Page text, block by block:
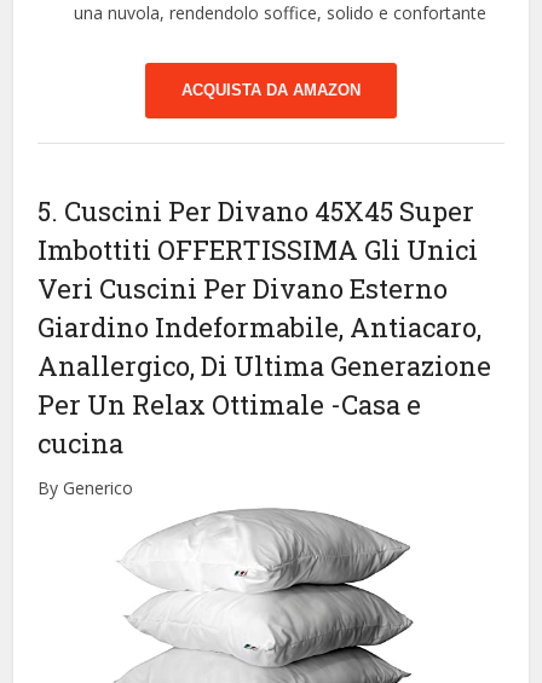
una nuvola, rendendolo soffice, solido e confortante
ACQUISTA DA AMAZON
5. Cuscini Per Divano 45X45 Super
Imbottiti OFFERTISSIMA Gli Unici
Veri Cuscini Per Divano Esterno
Giardino Indeformabile, Antiacaro,
Anallergico, Di Ultima Generazione
Per Un Relax Ottimale -Casa e
cucina
By Generico